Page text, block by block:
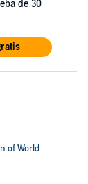
de 30
of World